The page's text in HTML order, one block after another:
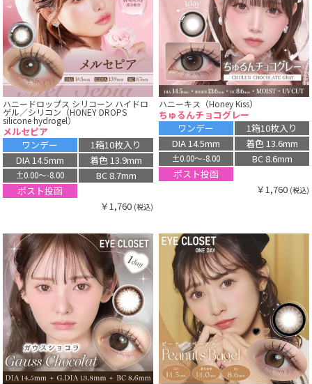
ハニードロップス シリコーン ハイドロ
ゲル／シリコン（HONEY DROPS
silicone hydrogel）
メルセピア
ワンデー
1箱10枚入り
DIA 14.5mm
着色 13.9mm
±0.00〜-8.00
BC 8.7mm
ポスト投函
￥1,760 (税込)
ハニーキス（Honey Kiss）
ちゅるんチョコグレー
ワンデー
1箱10枚入り
DIA 14.5mm
着色 13.6mm
±0.00〜-8.00
BC 8.6mm
ポスト投函
￥1,760 (税込)